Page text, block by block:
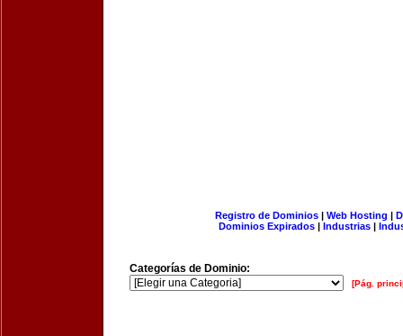
Registro de Dominios| Web Hosting |
Dominios Expirados | Industrias |
Categorías de Dominio:
[Pág.